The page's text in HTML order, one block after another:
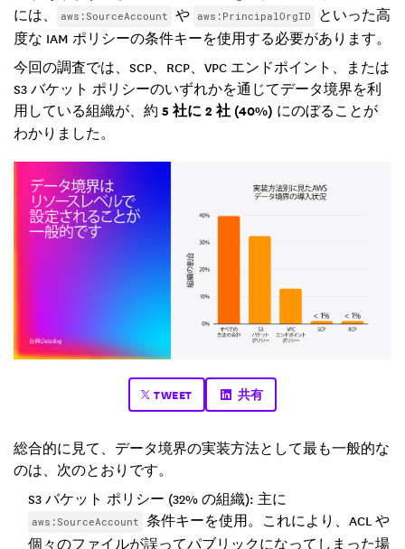
には、
aws:SourceAccount や aws:PrincipalOrgID
といった高
度な IAM ポリシーの条件キーを使用する必要があります。
今回の調査では、SCP、RCP、VPC エンドポイント、または
S3 バケット ポリシーのいずれかを通じてデータ境界を利
用している組織が、約 5 社に 2 社 (40%) にのぼることが
わかりました。
TWEET 共有
総合的に見て、データ境界の実装方法として最も一般的な
のは、次のとおりです。
S3 バケット ポリシー (32% の組織): 主に
aws:SourceAccount 条件キーを使用。これにより、ACL や
個々のファイルが誤ってパブリックになってしまった場